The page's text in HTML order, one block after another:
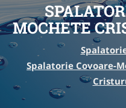
MOCHETE
Spalatorie Covoare-